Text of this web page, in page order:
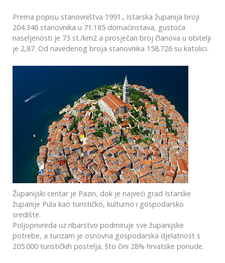
Prema popisu stanovništva 1991., Istarska županija broji
204.346 stanovnika u 71.185 domaćinstava, gustoća
naseljenosti je 73 st./km2 a prosječan broj članova u obitelji
je 2,87. Od navedenog broja stanovnika 158.726 su katolici.
Županijski centar je Pazin, dok je najveći grad Istarske
županije Pula kao turističko, kulturno i gospodarsko
središte.
Poljoprivreda uz ribarstvo podmiruje sve županijske
potrebe, a turizam je osnovna gospodarska djelatnost s
205.000 turističkih postelja, što čini 28% hrvatske ponude.